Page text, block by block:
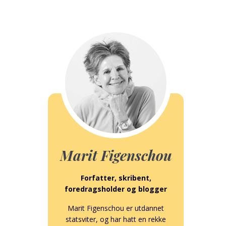
Marit Figenschou
Forfatter, skribent,
foredragsholder og blogger
Marit Figenschou er utdannet
statsviter, og har hatt en rekke